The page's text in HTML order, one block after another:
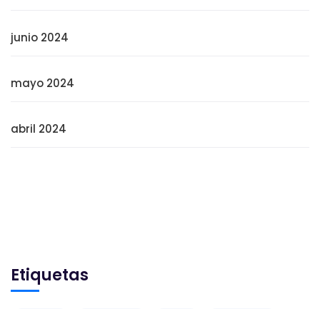
junio 2024
mayo 2024
abril 2024
Etiquetas